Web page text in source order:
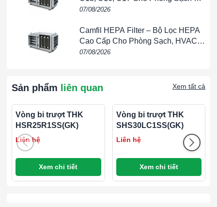
Bán Dẫn
07/08/2026
Camfil HEPA Filter – Bộ Lọc HEPA
Cao Cấp Cho Phòng Sạch, HVAC,
FFU & Nhà Máy
07/08/2026
Sản phẩm liên quan Xem tất cả
Vòng bi trượt THK
HSR25R1SS(GK)
Liên hệ
Xem chi tiết
Vòng bi trượt THK
SHS30LC1SS(GK)
Liên hệ
Xem chi tiết